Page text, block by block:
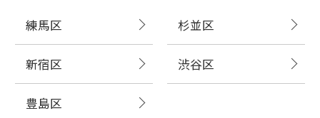
練馬区 杉並区
新宿区 渋谷区
豊島区